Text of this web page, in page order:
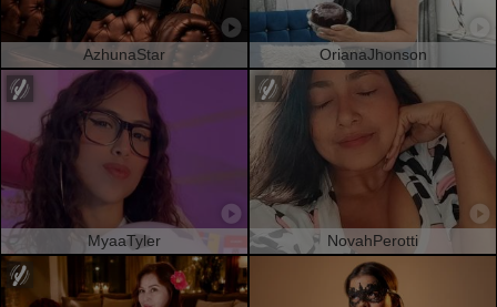
AzhunaStar OrianaJhonson
MyaaTyler NovahPerotti